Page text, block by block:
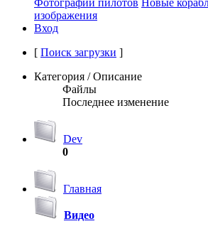
Фотографии пилотов Новые
изображения
Вход
[ Поиск загрузки ]
Категория / Описание
Файлы
Последнее изменение
Dev
0
Главная
Видео